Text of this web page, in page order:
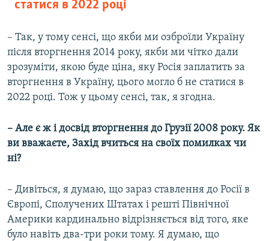
статися в 2022 році
– Так, у тому сенсі, що якби ми озброїли Україну
після вторгнення 2014 року, якби ми чітко дали
зрозуміти, якою буде ціна, яку Росія заплатить за
вторгнення в Україну, цього могло б не статися в
2022 році. Тож у цьому сенсі, так, я згодна.
– Але є ж і досвід вторгнення до Грузії 2008 року. Як
ви вважаєте, Захід вчиться на своїх помилках чи
ні?
– Дивіться, я думаю, що зараз ставлення до Росії в
Європі, Сполучених Штатах і решті Північної
Америки кардинально відрізняється від того, яке
було навіть два-три роки тому. Я думаю, що